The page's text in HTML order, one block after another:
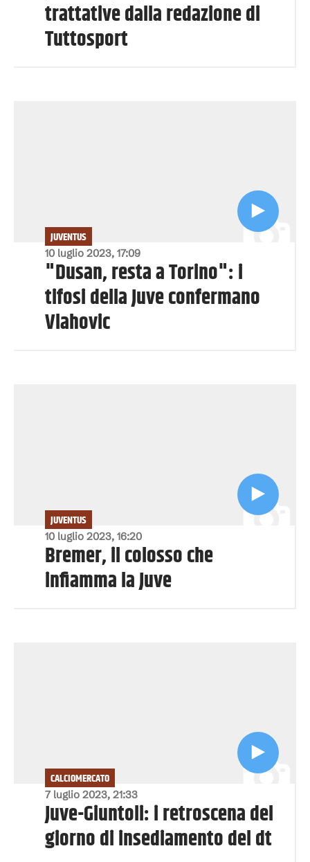
trattative dalla redazione di
Tuttosport
10 luglio 2023, 17:09
JUVENTUS
"Dusan, resta a Torino": i
tifosi della Juve confermano
Vlahovic
10 luglio 2023, 16:20
JUVENTUS
Bremer, il colosso che
infiamma la Juve
7 luglio 2023, 21:33
CALCIOMERCATO
Juve-Giuntoli: i retroscena del
giorno di insediamento del dt